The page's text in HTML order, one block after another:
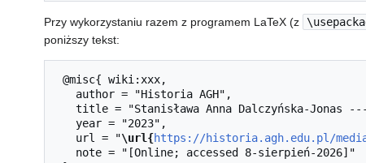
Przy wykorzystaniu razem z programem LaTeX (z
poniższy tekst:
   url = "
\url{https://historia.agh.edu.pl/